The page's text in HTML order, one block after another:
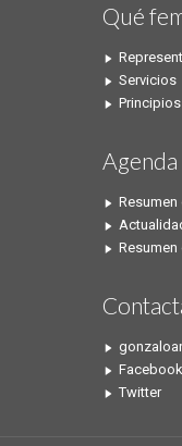
Qué
Servicios
Principios
Agenda
Resumen
Resumen
Facebook
Twitter